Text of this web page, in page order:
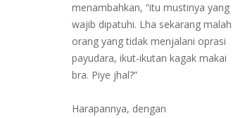
menambahkan, “itu mustinya yang
wajib dipatuhi. Lha sekarang malah
orang yang tidak menjalani oprasi
payudara, ikut-ikutan kagak makai
bra. Piye jhal?”
Harapannya, dengan